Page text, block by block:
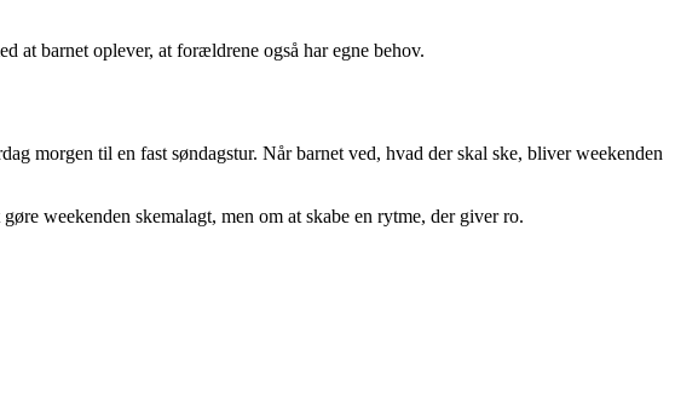
at barnet oplever, at forældrene også har egne behov.
morgen til en fast søndagstur. Når barnet ved, hvad der skal ske, bliver weekenden
weekenden skemalagt, men om at skabe en rytme, der giver ro.